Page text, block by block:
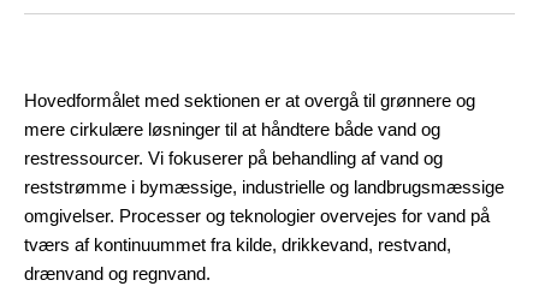
Hovedformålet med sektionen er at overgå til grønnere og
mere cirkulære løsninger til at håndtere både vand og
restressourcer. Vi fokuserer på behandling af vand og
reststrømme i bymæssige, industrielle og landbrugsmæssige
omgivelser. Processer og teknologier overvejes for vand på
tværs af kontinuummet fra kilde, drikkevand, restvand,
drænvand og regnvand.